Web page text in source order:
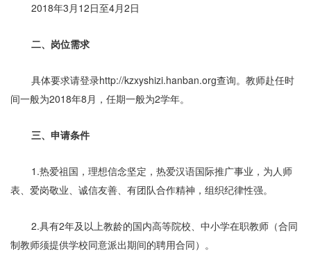
2018年3月12日至4月2日
二、岗位需求
具体要求请登录http://kzxyshizi.hanban.org查询。教师赴任时
间一般为2018年8月，任期一般为2学年。
三、申请条件
1.热爱祖国，理想信念坚定，热爱汉语国际推广事业，为人师
表、爱岗敬业、诚信友善、有团队合作精神，组织纪律性强。
2.具有2年及以上教龄的国内高等院校、中小学在职教师（合同
制教师须提供学校同意派出期间的聘用合同）。